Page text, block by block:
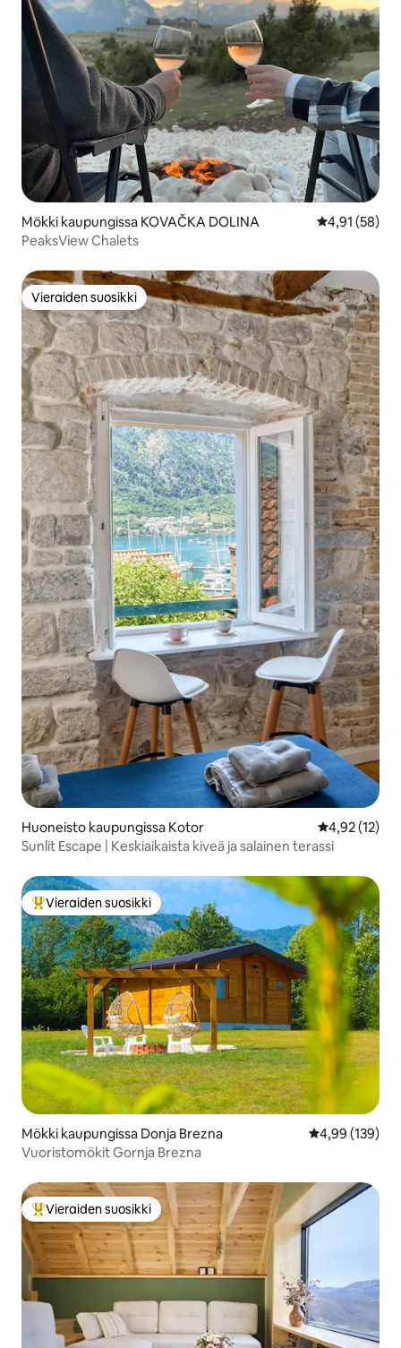
Mökki kaupungissa KOVAČKA DOLINA
4,91 (58)
PeaksView Chalets
Vieraiden suosikki
Vieraiden suosikki
Huoneisto kaupungissa Kotor
4,92 (12)
Sunlit Escape | Keskiaikaista kiveä ja salainen terassi
Vieraiden suosikkien parhaimmistoa
Vieraiden suosikki
Mökki kaupungissa Donja Brezna
4,99 (139)
Vuoristomökit Gornja Brezna
Vieraiden suosikkien parhaimmistoa
Vieraiden suosikki